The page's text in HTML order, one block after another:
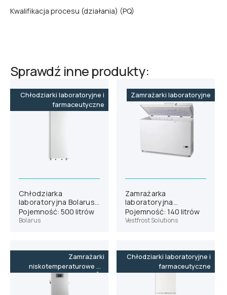
Kwalifikacja procesu (działania) (PQ)
Sprawdź inne produkty:
Chłodziarki laboratoryjne i
farmaceutyczne
Chłodziarka
laboratoryjna Bolarus
SLC 500
Pojemność: 500 litrów
Bolarus
Zamrażarki laboratoryjne
Zamrażarka
laboratoryjna
Vestfrost VT 146
Pojemność: 140 litrów
Vestfrost Solutions
Zamrażarki
niskotemperaturowe do
-86˚C
Chłodziarki laboratoryjne i
farmaceutyczne